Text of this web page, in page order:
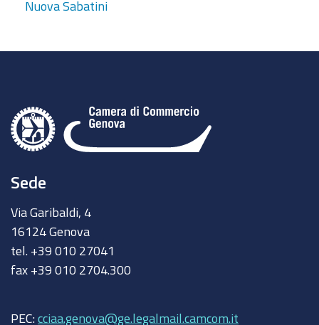
Nuova Sabatini
Sede
Via Garibaldi, 4
16124 Genova
tel. +39 010 27041
fax +39 010 2704.300
PEC: cciaa.genova@ge.legalmail.camcom.it